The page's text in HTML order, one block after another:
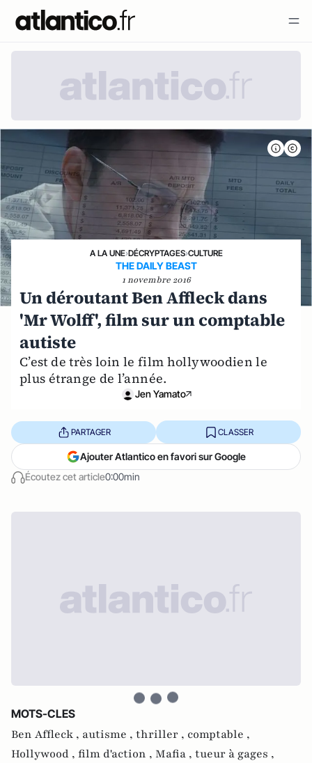
A LA UNE›DÉCRYPTAGES›CULTURE
THE DAILY BEAST
1 novembre 2016
Un déroutant Ben Affleck dans
'Mr Wolff', film sur un comptable
autiste
C’est de très loin le film hollywoodien le
plus étrange de l’année.
Jen Yamato
Écoutez cet article0:00min
PARTAGER CLASSER
Ajouter Atlantico en favori sur Google
MOTS-CLES
Ben Affleck , autisme , thriller , comptable ,
Hollywood , film d'action , Mafia , tueur à gages ,